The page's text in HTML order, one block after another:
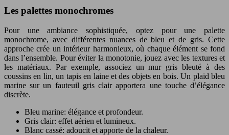
Les palettes monochromes
Pour une ambiance sophistiquée, optez pour une palette
monochrome, avec différentes nuances de bleu et de gris. Cette
approche crée un intérieur harmonieux, où chaque élément se fond
dans l’ensemble. Pour éviter la monotonie, jouez avec les textures et
les matériaux. Par exemple, associez un mur gris bleuté à des
coussins en lin, un tapis en laine et des objets en bois. Un plaid bleu
marine sur un fauteuil gris clair apportera une touche d’élégance
discrète.
Bleu marine: élégance et profondeur.
Gris clair: effet aérien et lumineux.
Blanc cassé: adoucit et apporte de la chaleur.